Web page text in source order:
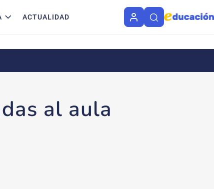
ACTUALIDAD
al aula